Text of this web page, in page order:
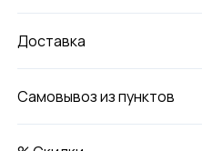
Доставка
Самовывоз из пунктов